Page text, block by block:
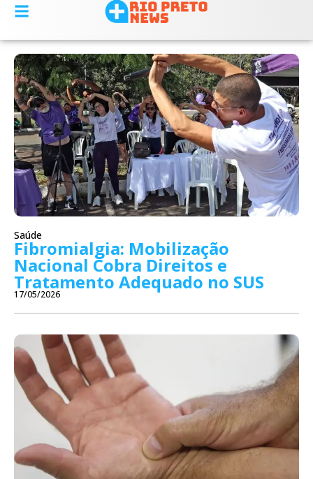
Saúde
Fibromialgia: Mobilização
Nacional Cobra Direitos e
Tratamento Adequado no SUS
17/05/2026